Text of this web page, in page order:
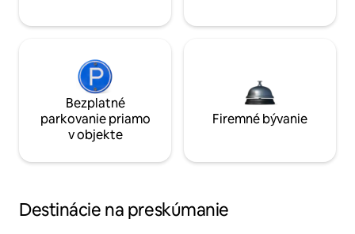
Bezplatné
parkovanie priamo
v objekte
Firemné bývanie
Destinácie na preskúmanie